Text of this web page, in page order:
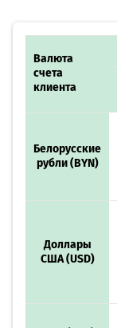
Валюта
счета
клиента
Белорусские
рубли (BYN)
Доллары
США (USD)